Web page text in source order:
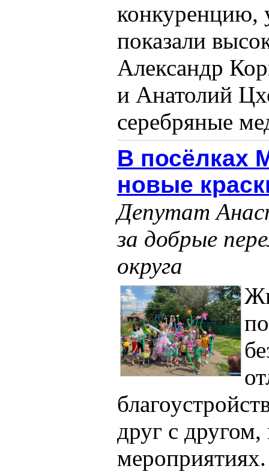
конкуренцию,
показали
Александр
и Анатолий
серебряные
В посёлках
новые
Депутат
за добрые
округа
друг с